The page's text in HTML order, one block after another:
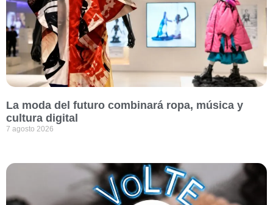
La moda del futuro combinará ropa, música y
cultura digital
7 agosto 2026